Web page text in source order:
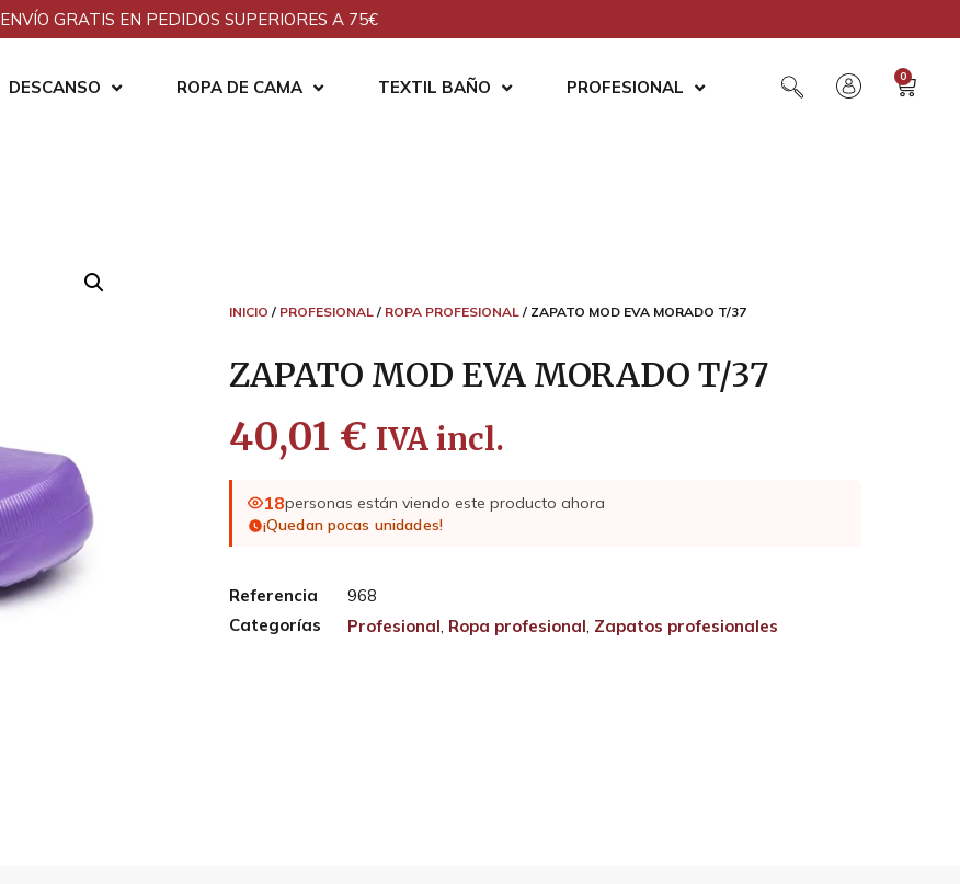
ENVÍO GRATIS EN PEDIDOS SUPERIORES A 75€
DESCANSO ROPA DE CAMA TEXTIL BAÑO PROFESIONAL
0
INICIO / PROFESIONAL/ ROPA PROFESIONAL/ ZAPATO MOD EVA MORADO T/37
ZAPATO MOD EVA MORADO T/37
40,01 € IVA incl.
18personas están viendo este producto ahora
¡Quedan pocas unidades!
Referencia
968
Categorías
Profesional, Ropa profesional, Zapatos profesionales